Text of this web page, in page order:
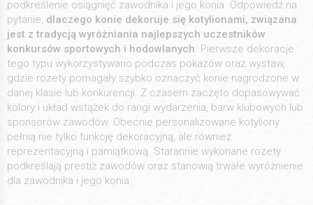
podkreślenie osiągnięć zawodnika i jego konia. Odpowiedź na
pytanie, dlaczego konie dekoruje się kotylionami, związana
jest z tradycją wyróżniania najlepszych uczestników
konkursów sportowych i hodowlanych. Pierwsze dekoracje
tego typu wykorzystywano podczas pokazów oraz wystaw,
gdzie rozety pomagały szybko oznaczyć konie nagrodzone w
danej klasie lub konkurencji. Z czasem zaczęto dopasowywać
kolory i układ wstążek do rangi wydarzenia, barw klubowych lub
sponsorów zawodów. Obecnie personalizowane kotyliony
pełnią nie tylko funkcję dekoracyjną, ale również
reprezentacyjną i pamiątkową. Starannie wykonane rozety
podkreślają prestiż zawodów oraz stanowią trwałe wyróżnienie
dla zawodnika i jego konia.